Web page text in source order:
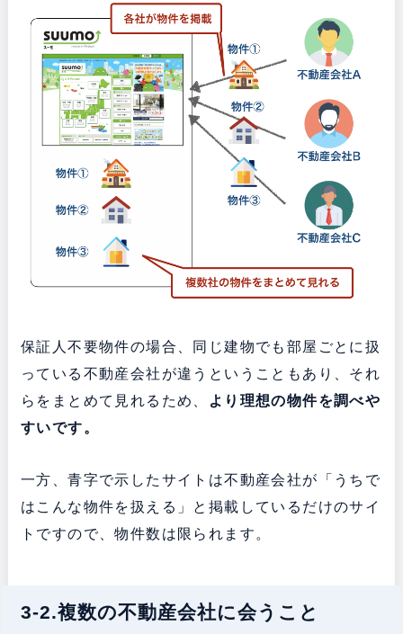
保証人不要物件の場合、同じ建物でも部屋ごとに扱
っている不動産会社が違うということもあり、それ
らをまとめて見れるため、
より理想の物件を調べや
すいです。
一方、青字で示したサイトは不動産会社が「うちで
はこんな物件を扱える」と掲載しているだけのサイ
トですので、物件数は限られます。
3-2.複数の不動産会社に会うこと